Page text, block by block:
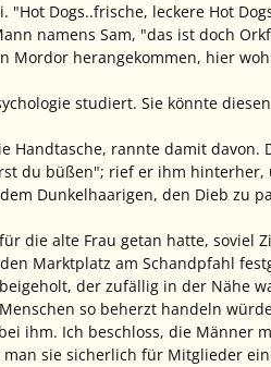
Dogs..frische, leckere Hot
namens Sam, "das ist doch
herangekommen, hier
studiert. Sie könnte
Handtasche, rannte damit
du büßen"; rief er ihm
Dunkelhaarigen, den Dieb zu
die alte Frau getan hatte, soviel
Marktplatz am Schandpfahl
der zufällig in der Nähe
so beherzt handeln
ihm. Ich beschloss, die Männer
sie sicherlich für Mitglieder